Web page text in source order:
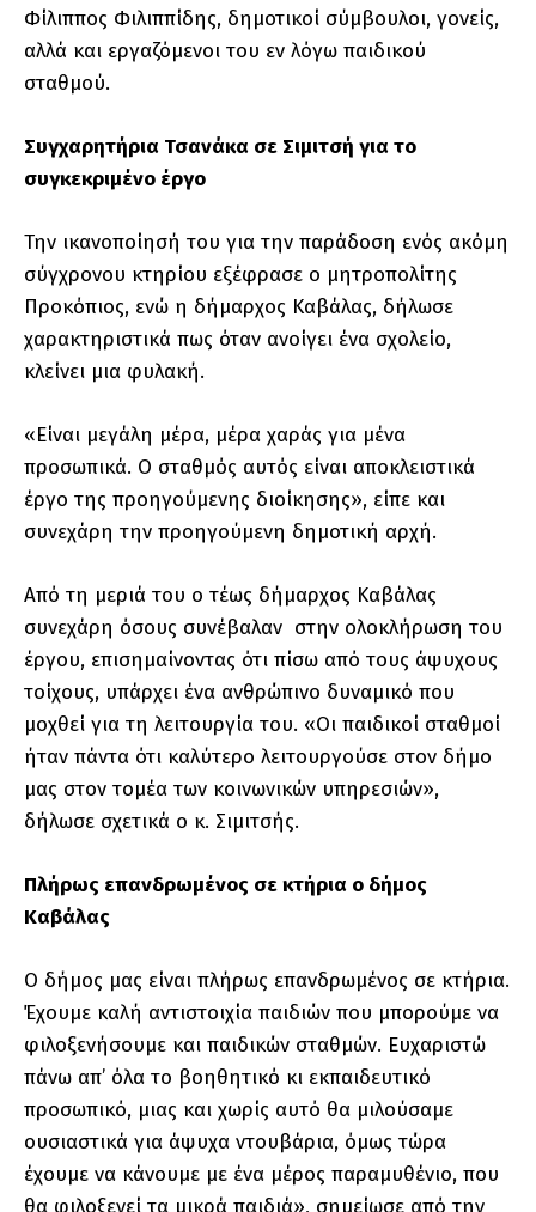
Φίλιππος Φιλιππίδης, δημοτικοί σύμβουλοι, γονείς,
αλλά και εργαζόμενοι του εν λόγω παιδικού
σταθμού.
Συγχαρητήρια Τσανάκα σε Σιμιτσή για το
συγκεκριμένο έργο
Την ικανοποίησή του για την παράδοση ενός ακόμη
σύγχρονου κτηρίου εξέφρασε ο μητροπολίτης
Προκόπιος, ενώ η δήμαρχος Καβάλας, δήλωσε
χαρακτηριστικά πως όταν ανοίγει ένα σχολείο,
κλείνει μια φυλακή.
«Είναι μεγάλη μέρα, μέρα χαράς για μένα
προσωπικά. Ο σταθμός αυτός είναι αποκλειστικά
έργο της προηγούμενης διοίκησης», είπε και
συνεχάρη την προηγούμενη δημοτική αρχή.
Από τη μεριά του ο τέως δήμαρχος Καβάλας
συνεχάρη όσους συνέβαλαν στην ολοκλήρωση του
έργου, επισημαίνοντας ότι πίσω από τους άψυχους
τοίχους, υπάρχει ένα ανθρώπινο δυναμικό που
μοχθεί για τη λειτουργία του. «Οι παιδικοί σταθμοί
ήταν πάντα ότι καλύτερο λειτουργούσε στον δήμο
μας στον τομέα των κοινωνικών υπηρεσιών»,
δήλωσε σχετικά ο κ. Σιμιτσής.
Πλήρως επανδρωμένος σε κτήρια ο δήμος
Καβάλας
Ο δήμος μας είναι πλήρως επανδρωμένος σε κτήρια.
Έχουμε καλή αντιστοιχία παιδιών που μπορούμε να
φιλοξενήσουμε και παιδικών σταθμών. Ευχαριστώ
πάνω απ’ όλα το βοηθητικό κι εκπαιδευτικό
προσωπικό, μιας και χωρίς αυτό θα μιλούσαμε
ουσιαστικά για άψυχα ντουβάρια, όμως τώρα
έχουμε να κάνουμε με ένα μέρος παραμυθένιο, που
θα φιλοξενεί τα μικρά παιδιά», σημείωσε από την